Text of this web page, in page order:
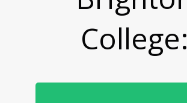
College: